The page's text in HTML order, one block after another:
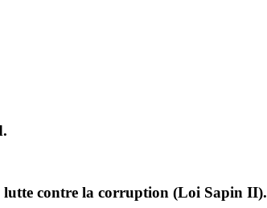
contre la corruption (Loi Sapin II).